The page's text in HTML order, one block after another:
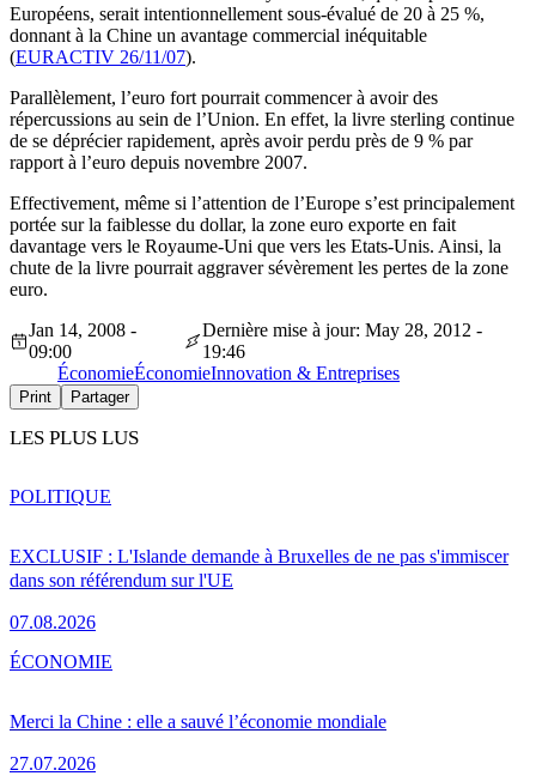
Européens, serait intentionnellement sous-évalué de 20 à 25 %,
donnant à la Chine un avantage commercial inéquitable
(EURACTIV 26/11/07).
Parallèlement, l’euro fort pourrait commencer à avoir des
répercussions au sein de l’Union. En effet, la livre sterling continue
de se déprécier rapidement, après avoir perdu près de 9 % par
rapport à l’euro depuis novembre 2007.
Effectivement, même si l’attention de l’Europe s’est principalement
portée sur la faiblesse du dollar, la zone euro exporte en fait
davantage vers le Royaume-Uni que vers les Etats-Unis. Ainsi, la
chute de la livre pourrait aggraver sévèrement les pertes de la zone
euro.
Jan 14, 2008 -
09:00
Dernière mise à jour: May 28, 2012 -
19:46
ÉconomieÉconomieInnovation & Entreprises
Print Partager
LES PLUS LUS
EXCLUSIF : L'Islande demande à Bruxelles de ne pas s'immiscer
dans son référendum sur l'UE
07.08.2026
POLITIQUE
Merci la Chine : elle a sauvé l’économie mondiale
27.07.2026
ÉCONOMIE